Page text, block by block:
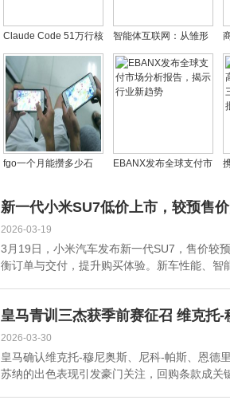
Claude Code 51万行核
心代码泄露事件全解
析：未发布功能曝光引
发行业震动
智能体互联网：从雏形
到生态的进化之路
fgo一个月能攒多少石
那些
EBANX发布全球支付市
新趋势
新一代小米SU7低价上市，较预售
2026-03-19
3月19日，小米汽车发布新一代SU7，售价较
衡订单与交付，提升购买体验。新车性能、智
皇马青训三杰获季前赛征召 维克托
2026-03-30
皇马确认维克托-穆尼奥斯、尼科-帕斯、恩德
苏纳的出色表现引发豪门关注，回购条款成关